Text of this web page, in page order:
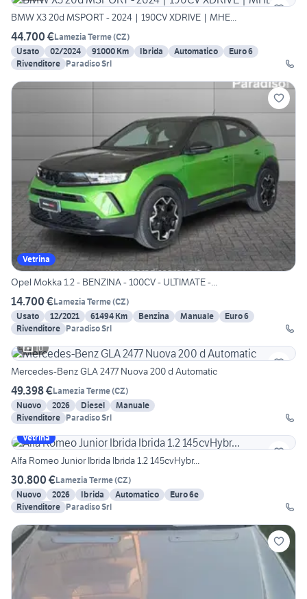
BMW X3 20d MSPORT - 2024 | 190CV XDRIVE | MHE...
44.700 €Lamezia Terme(CZ)
Usato
02/2024 91000 Km Ibrida Automatico
Euro 6
Rivenditore Paradiso Srl
Vetrina
Opel Mokka 1.2 - BENZINA - 100CV - ULTIMATE -...
14.700 €Lamezia Terme(CZ)
Usato
12/2021 61494 Km Benzina Manuale
Euro 6
Rivenditore Paradiso Srl
10
Mercedes-Benz GLA 2477 Nuova 200 d Automatic
49.398 €Lamezia Terme(CZ)
Nuovo
2026 Diesel
Manuale
Rivenditore Paradiso Srl
Vetrina
Alfa Romeo Junior Ibrida Ibrida 1.2 145cvHybr...
30.800 €Lamezia Terme(CZ)
Nuovo
2026 Ibrida Automatico
Euro 6e
Rivenditore Paradiso Srl